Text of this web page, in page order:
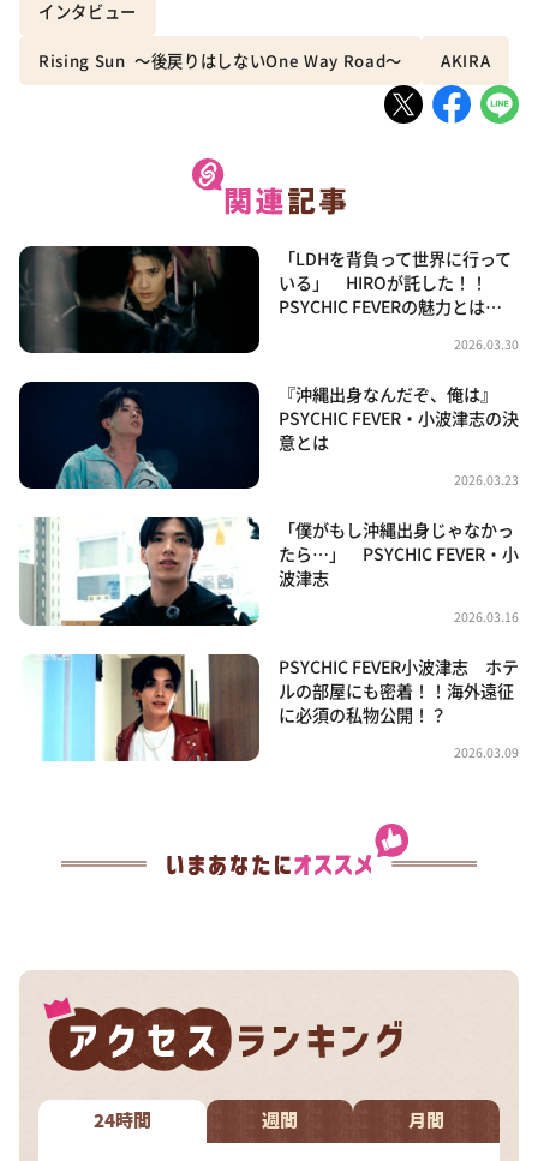
インタビュー
Rising Sun 〜後戻りはしないOne Way Road〜 AKIRA
「LDHを背負って世界に行って
いる」 HIROが託した！！
PSYCHIC FEVERの魅力とは…
2026.03.30
『沖縄出身なんだぞ、俺は』
PSYCHIC FEVER・小波津志の決
意とは
2026.03.23
「僕がもし沖縄出身じゃなかっ
たら…」 PSYCHIC FEVER・小
波津志
2026.03.16
PSYCHIC FEVER小波津志 ホテ
ルの部屋にも密着！！海外遠征
に必須の私物公開！？
2026.03.09
24時間 週間 月間